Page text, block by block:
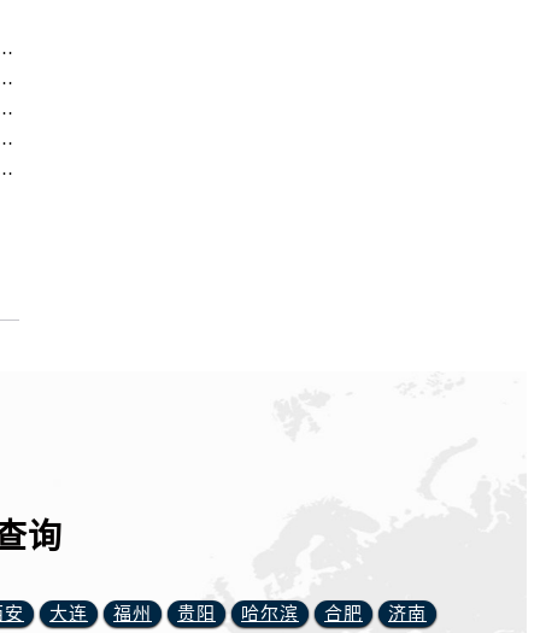
中心｜最新电话及地址（2026年7月最新）
心｜网点地址及售后热线（2026年7月最新）
心｜热线电话与网点地址（2026年7月最新）
中心｜全新地址电话一览（2026年7月最新）
心｜最新地址与售后热线（2026年7月最新）
询
安 大连 福州 贵阳 哈尔滨 合肥
济南